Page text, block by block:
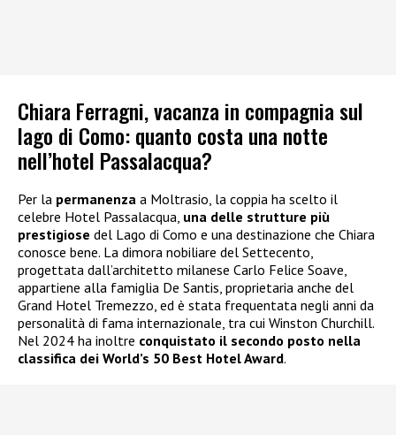
Chiara Ferragni, vacanza in compagnia sul
lago di Como: quanto costa una notte
nell’hotel Passalacqua?
Per la permanenza a Moltrasio, la coppia ha scelto il
celebre Hotel Passalacqua, una delle strutture più
prestigiose del Lago di Como e una destinazione che Chiara
conosce bene. La dimora nobiliare del Settecento,
progettata dall’architetto milanese Carlo Felice Soave,
appartiene alla famiglia De Santis, proprietaria anche del
Grand Hotel Tremezzo, ed è stata frequentata negli anni da
personalità di fama internazionale, tra cui Winston Churchill.
Nel 2024 ha inoltre conquistato il secondo posto nella
classifica dei World’s 50 Best Hotel Award.